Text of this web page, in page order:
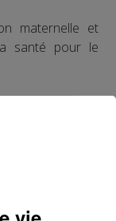
maternelle et
santé pour le